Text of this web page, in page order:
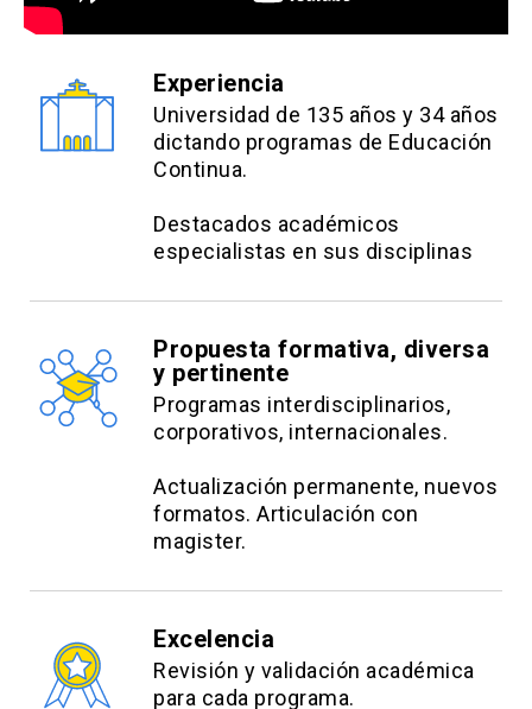
Experiencia
Universidad de 135 años y 34 años
dictando programas de Educación
Continua.
Destacados académicos
especialistas en sus disciplinas
Propuesta formativa, diversa
y pertinente
Programas interdisciplinarios,
corporativos, internacionales.
Actualización permanente, nuevos
formatos. Articulación con
magister.
Excelencia
Revisión y validación académica
para cada programa.